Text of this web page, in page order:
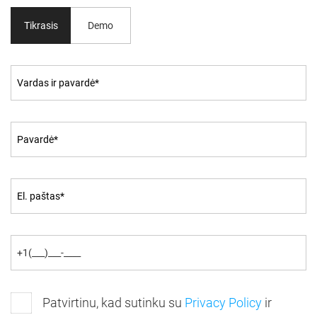
Tikrasis Demo
Patvirtinu, kad sutinku su Privacy Policy ir